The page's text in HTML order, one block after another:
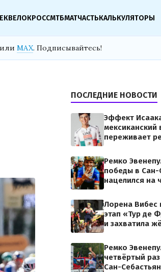
ВЕЛОКРОССМТБМАТЧАСТЬКАЛЬКУЛЯТОРЫ
или MAX. Подписывайтесь!
ПОСЛЕДНИЕ НОВОСТИ
Эффект
мексиканский
переживает
Ремко
победы в Сан-
нацелился на
Лорена Вибес
этап «Тур де
и захватила
Ремко
четвёртый
Сан-